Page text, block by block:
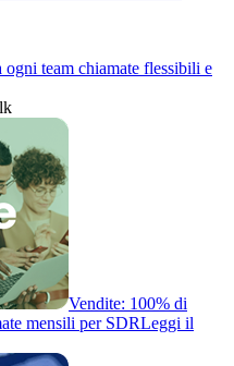
ogni team chiamate flessibili e
Vendite: 100% di
mensili per SDRLeggi il